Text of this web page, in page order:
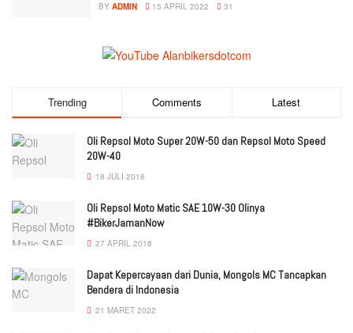
BY ADMIN 15 APRIL 2022 31
Trending Comments Latest
Oli Repsol Moto Super 20W-50 dan Repsol Moto Speed
20W-40
18 JULI 2018
Oli Repsol Moto Matic SAE 10W-30 Olinya
#BikerJamanNow
27 APRIL 2018
Dapat Kepercayaan dari Dunia, Mongols MC Tancapkan
Bendera di Indonesia
21 MARET 2022